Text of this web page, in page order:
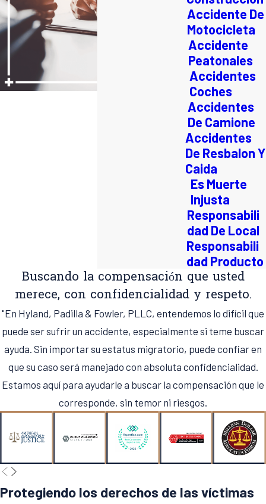
Accidente De
Motocicleta
Accidente
Peatonales
Accidentes
Coches
Accidentes
De Camione
Accidentes
De Resbalon Y
Caida
Es Muerte
Injusta
Responsabili
dad De Local
Responsabili
dad Producto
Buscando la compensación que usted
merece, con confidencialidad y respeto.
"En Hyland, Padilla & Fowler, PLLC, entendemos lo difícil que
puede ser sufrir un accidente, especialmente si teme buscar
ayuda. Sin importar su estatus migratorio, puede confiar en
que su caso será manejado con absoluta confidencialidad.
Estamos aquí para ayudarle a buscar la compensación que le
corresponde, sin temor ni riesgos.
Protegiendo los derechos de las víctimas